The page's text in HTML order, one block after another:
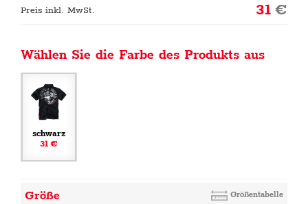
Preis inkl. MwSt. 31€
Wählen Sie die Farbe des Produkts aus
schwarz
31 €
Größe Größentabelle